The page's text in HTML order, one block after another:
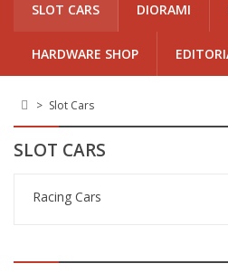
SLOT CARS DIORAMI
HARDWARE SHOP
> Slot Cars
SLOT CARS
Racing Cars